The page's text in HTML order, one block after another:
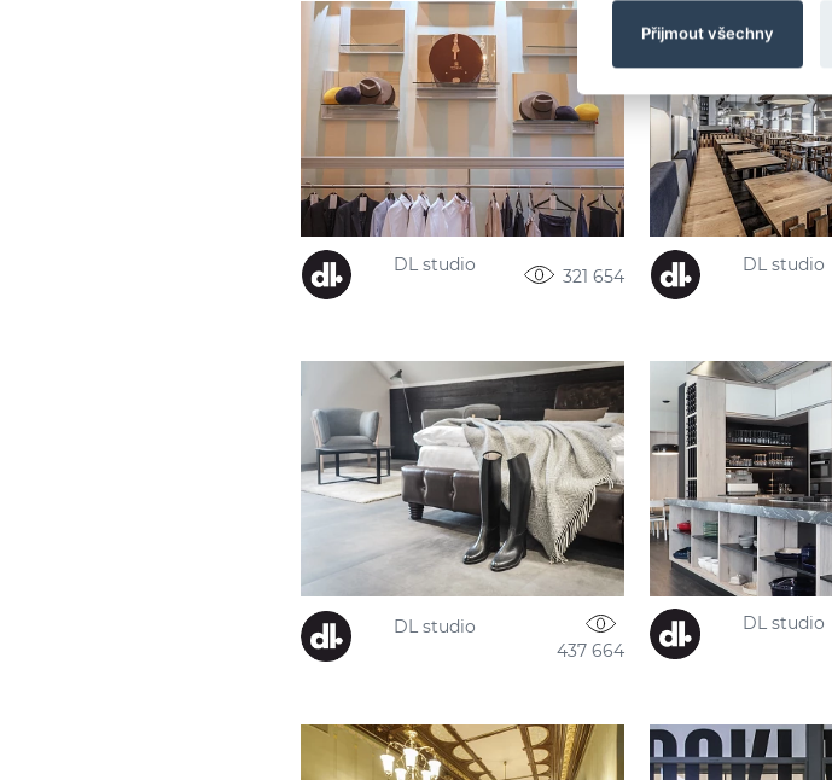
DL studio
321 654
DL studio
DL studio
437 664
DL studio
Přijmout všechny